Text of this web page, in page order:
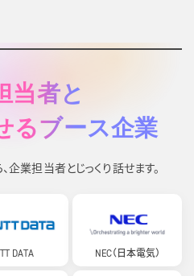
当者と
るブース企業
業担当者とじっくり話せます。
DATA NEC（日本電気）